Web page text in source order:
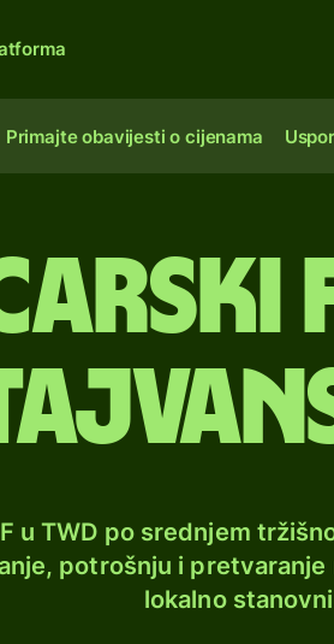
Primajte obavijesti o cijenama
u TWD po srednjem
potrošnju i
lokalno